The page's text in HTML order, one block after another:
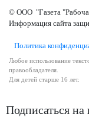
© ООО "Газета
Информация сайта
Политика
Любое использование
правообладателя.
Для детей старше 16 лет.
Подписаться на